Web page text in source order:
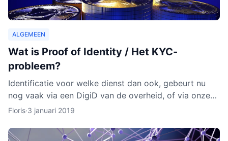
ALGEMEEN
Wat is Proof of Identity / Het KYC-
probleem?
Identificatie voor welke dienst dan ook, gebeurt nu
nog vaak via een DigiD van de overheid, of via onze
identiteitskaart. In sommige gevallen moeten we zelfs
Floris·3 januari 2019